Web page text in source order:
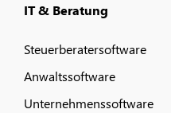
IT & Beratung
Steuerberatersoftware
Anwaltssoftware
Unternehmenssoftware